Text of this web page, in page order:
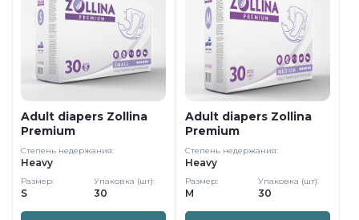
Adult diapers Zollina
Premium
Степень недержания:
Heavy
Размер:
S
Упаковка (шт):
30
Adult diapers Zollina
Premium
Степень недержания:
Heavy
Размер:
M
Упаковка (шт):
30